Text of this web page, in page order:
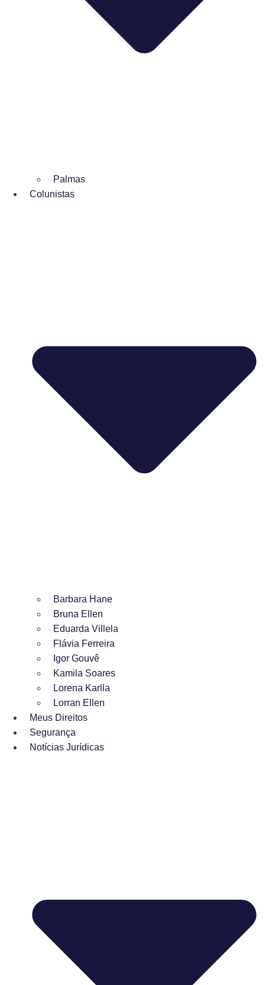
Palmas
Colunistas
Barbara Hane
Bruna Ellen
Eduarda Villela
Flávia Ferreira
Igor Gouvê
Kamila Soares
Lorena Karlla
Lorran Ellen
Meus Direitos
Segurança
Notícias Jurídicas